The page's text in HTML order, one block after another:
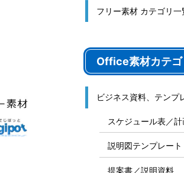
フリー素材 カテゴリ一
Office素材カテゴ
ビジネス資料、テンプ
スケジュール表／
説明図テンプレート
提案書／説明資料